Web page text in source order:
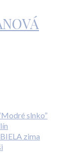
slnko”
zima